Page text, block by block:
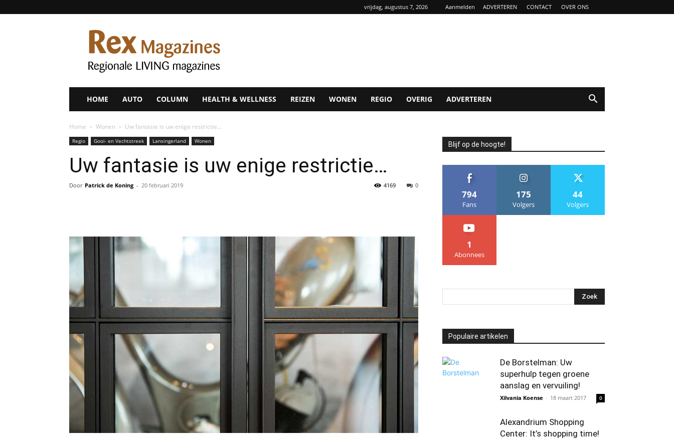
vrijdag, augustus 7, 2026 Aanmelden ADVERTEREN CONTACT OVER ONS
Rex
Magazines
HOME AUTO COLUMN HEALTH & WELLNESS REIZEN WONEN REGIO OVERIG ADVERTEREN
Home Wonen Uw fantasie is uw enige restrictie…
Regio Gooi- en Vechtstreek Lansingerland Wonen
Uw fantasie is uw enige restrictie…
Door Patrick de Koning - 20 februari 2019 0
4169
Blijf op de hoogte!
794
Fans
175
Volgers
44
Volgers
1
Abonnees
Populaire artikelen
De Borstelman: Uw
superhulp tegen groene
aanslag en vervuiling!
Xilvania Koense - 18 maart 2017 0
Alexandrium Shopping
Center: It’s shopping time!